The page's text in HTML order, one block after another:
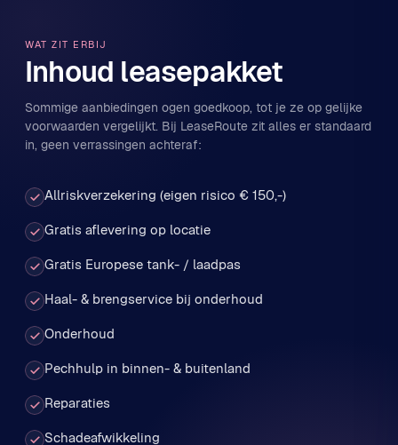
WAT ZIT ERBIJ
Inhoud leasepakket
Sommige aanbiedingen ogen goedkoop, tot je ze op gelijke
voorwaarden vergelijkt. Bij LeaseRoute zit alles er standaard
in, geen verrassingen achteraf:
Allriskverzekering (eigen risico € 150,-)
Gratis aflevering op locatie
Gratis Europese tank- / laadpas
Haal- & brengservice bij onderhoud
Onderhoud
Pechhulp in binnen- & buitenland
Reparaties
Schadeafwikkeling